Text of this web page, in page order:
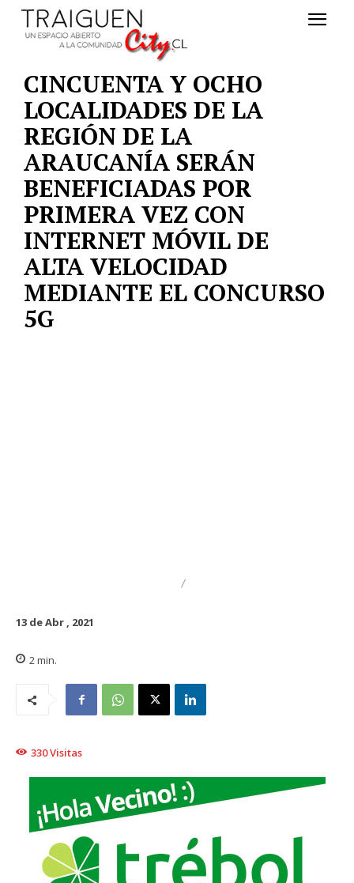
CINCUENTA Y OCHO
LOCALIDADES DE LA
REGIÓN DE LA
ARAUCANÍA SERÁN
BENEFICIADAS POR
PRIMERA VEZ CON
INTERNET MÓVIL DE
ALTA VELOCIDAD
MEDIANTE EL CONCURSO
5G
13 de Abr , 2021
2 min.
330Visitas